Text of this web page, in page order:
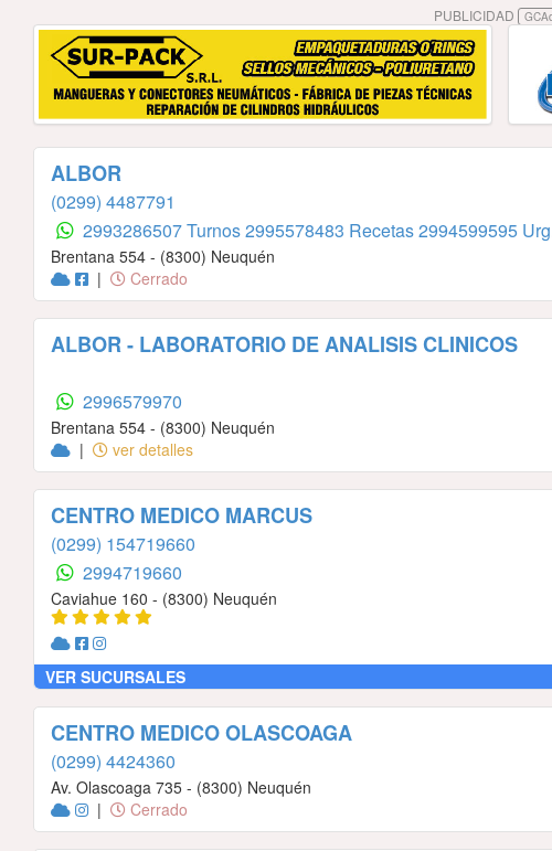
PUBLICIDAD
ALBOR
(0299) 4487791
2993286507 Turnos2995578483 Recetas2994599595
Brentana 554 - (8300) Neuquén
|
Cerrado
ALBOR - LABORATORIO DE ANALISIS CLINICOS
2996579970
Brentana 554 - (8300) Neuquén
|
ver detalles
CENTRO MEDICO MARCUS
(0299) 154719660
2994719660
Caviahue 160 - (8300) Neuquén
VER SUCURSALES
CENTRO MEDICO OLASCOAGA
(0299) 4424360
Av. Olascoaga 735 - (8300) Neuquén
|
Cerrado